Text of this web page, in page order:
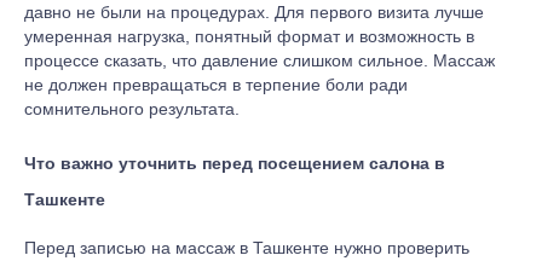
давно не были на процедурах. Для первого визита лучше
умеренная нагрузка, понятный формат и возможность в
процессе сказать, что давление слишком сильное. Массаж
не должен превращаться в терпение боли ради
сомнительного результата.
Что важно уточнить перед посещением салона в
Ташкенте
Перед записью на массаж в Ташкенте нужно проверить